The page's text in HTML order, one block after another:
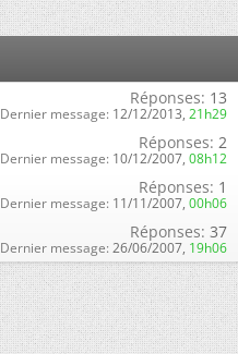
Réponses: 13
Dernier message: 12/12/2013, 21h29
Réponses: 2
Dernier message: 10/12/2007, 08h12
Réponses: 1
Dernier message: 11/11/2007, 00h06
Réponses: 37
Dernier message: 26/06/2007, 19h06